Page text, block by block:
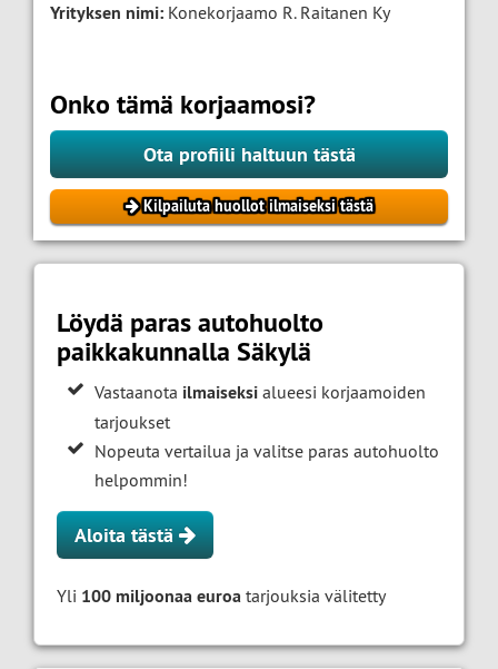
Yrityksen nimi: Konekorjaamo R. Raitanen Ky
Onko tämä korjaamosi?
Ota profiili haltuun tästä
Kilpailuta huollot ilmaiseksi tästä
Löydä paras autohuolto
paikkakunnalla Säkylä
Vastaanota ilmaiseksi alueesi korjaamoiden
tarjoukset
Nopeuta vertailua ja valitse paras autohuolto
helpommin!
Aloita tästä
Yli 100 miljoonaa euroa tarjouksia välitetty